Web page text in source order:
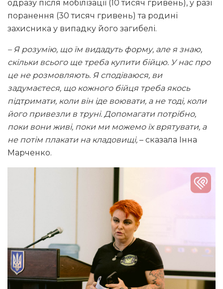
одразу після мобілізації (10 тисяч гривень), у разі
поранення (30 тисяч гривень) та родині
захисника у випадку його загибелі.
– Я розумію, що їм видадуть форму, але я знаю,
скільки всього ще треба купити бійцю. У нас про
це не розмовляють. Я сподіваюся, ви
задумаєтеся, що кожного бійця треба якось
підтримати, коли він іде воювати, а не тоді, коли
його привезли в труні. Допомагати потрібно,
поки вони живі, поки ми можемо їх врятувати, а
не потім плакати на кладовищі, – сказала Інна
Марченко.